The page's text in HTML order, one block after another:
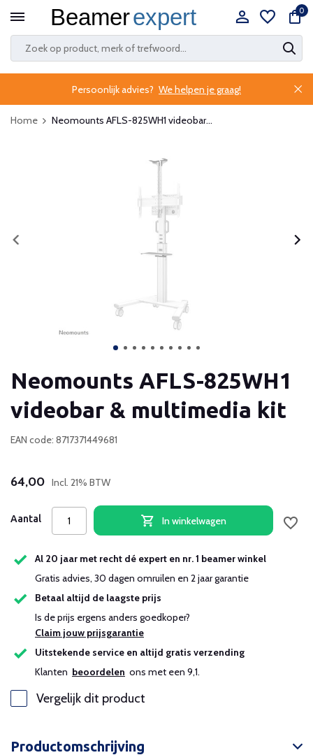
0
Persoonlijk advies? We helpen je graag!
Home Neomounts AFLS-825WH1 videobar...
Neomounts AFLS-825WH1
videobar & multimedia kit
EAN code: 8717371449681
64,00 Incl. 21% BTW
Aantal In winkelwagen
Al 20 jaar met recht dé expert en nr. 1 beamer winkel
Gratis advies, 30 dagen omruilen en 2 jaar garantie
Betaal altijd de laagste prijs
Is de prijs ergens anders goedkoper?
Claim jouw prijsgarantie
Uitstekende service en altijd gratis verzending
Klanten beoordelen ons met een 9,1.
Vergelijk dit product
Productomschrijving